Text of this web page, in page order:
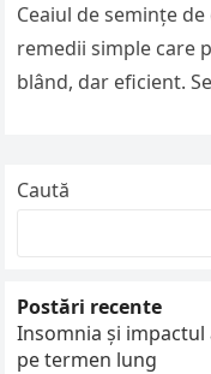
Ceaiul de semințe
remedii simple care
blând, dar eficient.
Caută
Postări recente
Insomnia și
pe termen lung